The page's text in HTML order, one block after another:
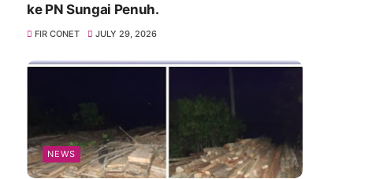
ke PN Sungai Penuh.
FIR CONET JULY 29, 2026
NEWS